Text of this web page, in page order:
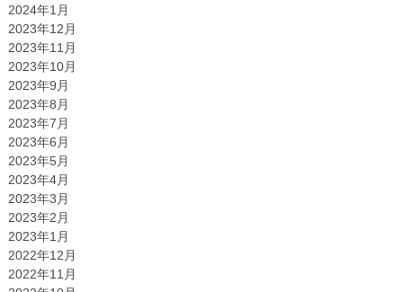
2024年1月
2023年12月
2023年11月
2023年10月
2023年9月
2023年8月
2023年7月
2023年6月
2023年5月
2023年4月
2023年3月
2023年2月
2023年1月
2022年12月
2022年11月